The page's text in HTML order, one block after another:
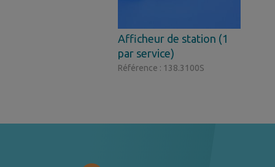
Afficheur de station (1
par service)
Référence : 138.3100S